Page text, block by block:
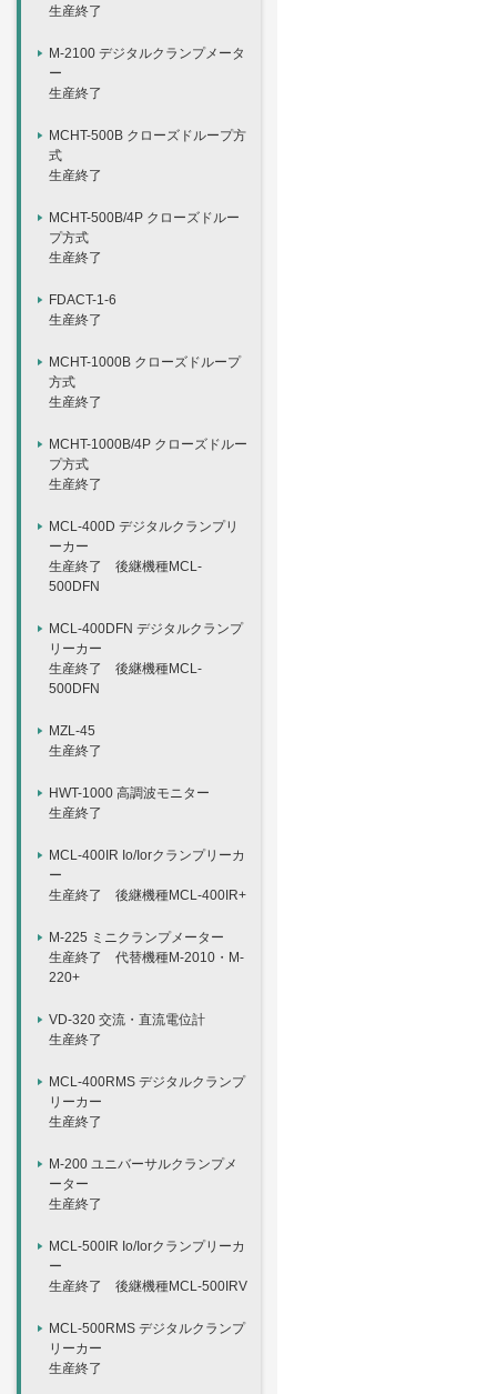
生産終了
M-2100 デジタルクランプメータ
ー
生産終了
MCHT-500B クローズドループ方
式
生産終了
MCHT-500B/4P クローズドルー
プ方式
生産終了
FDACT-1-6
生産終了
MCHT-1000B クローズドループ
方式
生産終了
MCHT-1000B/4P クローズドルー
プ方式
生産終了
MCL-400D デジタルクランプリ
ーカー
生産終了 後継機種MCL-
500DFN
MCL-400DFN デジタルクランプ
リーカー
生産終了 後継機種MCL-
500DFN
MZL-45
生産終了
HWT-1000 高調波モニター
生産終了
MCL-400IR Io/Iorクランプリーカ
ー
生産終了 後継機種MCL-400IR+
M-225 ミニクランプメーター
生産終了 代替機種M-2010・M-
220+
VD-320 交流・直流電位計
生産終了
MCL-400RMS デジタルクランプ
リーカー
生産終了
M-200 ユニバーサルクランプメ
ーター
生産終了
MCL-500IR Io/Iorクランプリーカ
ー
生産終了 後継機種MCL-500IRV
MCL-500RMS デジタルクランプ
リーカー
生産終了